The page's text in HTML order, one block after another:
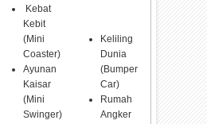
Kebat
Kebit
(Mini
Coaster)
Ayunan
Kaisar
(Mini
Swinger)
Keliling
Dunia
(Bumper
Car)
Rumah
Angker